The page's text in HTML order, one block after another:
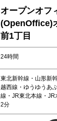
オープンオフ
(OpenOffice)
前1丁目
24時間
東北新幹線・山形新
越西線・ゆうゆうあ
線・JR東北本線・
2分